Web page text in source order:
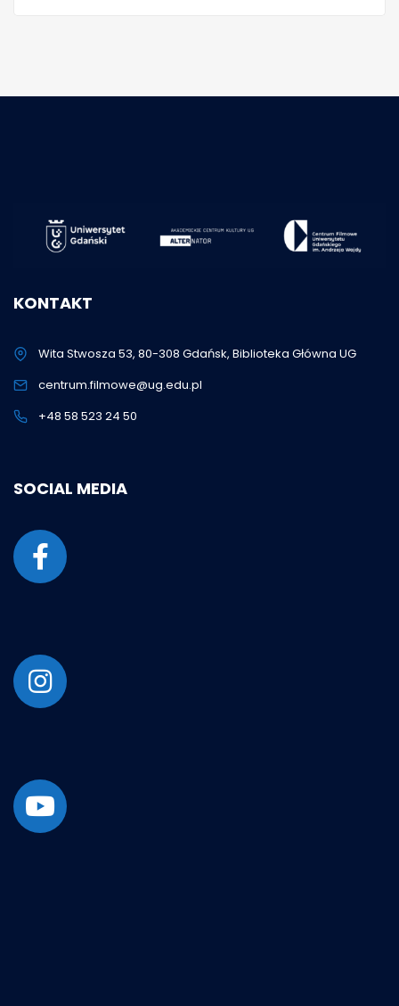
KONTAKT
Wita Stwosza 53, 80-308 Gdańsk, Biblioteka Główna UG
centrum.filmowe@ug.edu.pl
+48 58 523 24 50
SOCIAL MEDIA